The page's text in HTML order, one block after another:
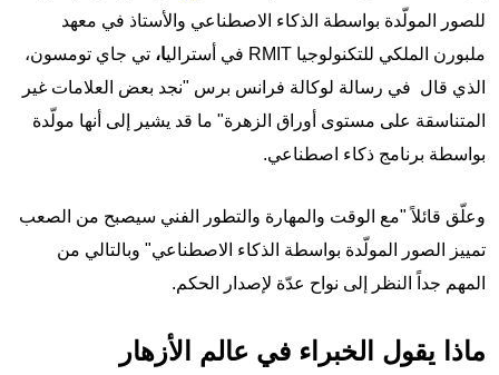
للصور المولّدة بواسطة الذكاء الاصطناعي والأستاذ في معهد
ملبورن الملكي للتكنولوجيا RMIT في أسترالي
ا، تي جاي تومسون،
الذي قال في رسالة لوكالة فرانس برس "نجد بعض العلامات غير
المتناسقة على مستوى أوراق الزهرة" ما قد يشير إلى أنها مولّدة
بواسطة برنامج ذكاء اصطناعي.
وعلّق قائلاً "مع الوقت والمهارة والتطور الفني سيصبح من الصعب
تمييز الصور المولّدة بواسطة الذكاء الاصطناعي" وبالتالي من
المهم جداً النظر إلى نواح عدّة لإصدار الحكم.
ماذا يقول الخبراء في عالم الأزهار